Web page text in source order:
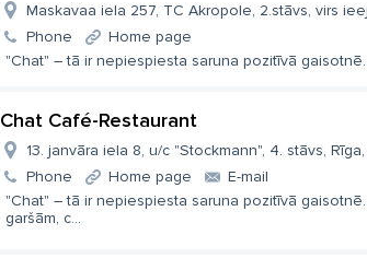
Maskavaa iela 257, TC Akropole, 2.stāvs, virs
Phone
Home page
"Chat" – tā ir nepiespiesta saruna pozitīvā
Chat Café-Restaurant
13. janvāra iela 8, u/c "Stockmann", 4. stāvs, Rīga,
Phone
Home page
E-mail
"Chat" – tā ir nepiespiesta saruna pozitīvā
garšām, c...